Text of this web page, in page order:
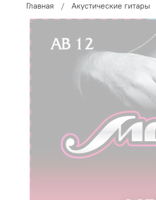
Главная Акустические гитары